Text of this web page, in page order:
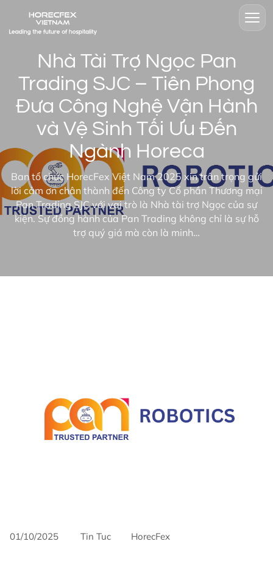
Nhà Tài Trợ Ngọc Pan
Trading SJC – Tiên Phong
Đưa Công Nghệ Vận Hành
và Vệ Sinh Tối Ưu Đến
Ngành Horeca
Ban tổ chức HorecFex Việt Nam 2025 xin trân trọng gửi
lời cảm ơn chân thành đến Công ty Cổ phần Thương mại
Pan Trading SJC với vai trò là Nhà tài trợ Ngọc của sự
kiện. Sự đồng hành của Pan Trading không chỉ là sự hỗ
trợ quý giá mà còn là minh…
01/10/2025 Tin Tuc HorecFex